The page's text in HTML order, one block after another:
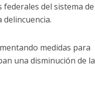
del sistema de
medidas para
una disminución de la